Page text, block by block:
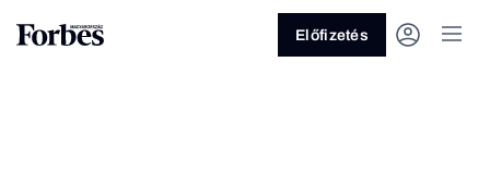
Előfizetés